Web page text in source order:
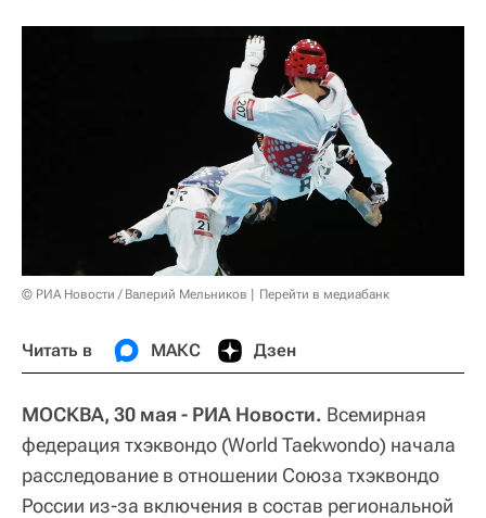
© РИА Новости / Валерий Мельников Перейти в медиабанк
Читать в МАКС Дзен
МОСКВА, 30 мая - РИА Новости. Всемирная
федерация тхэквондо (World Taekwondo) начала
расследование в отношении Союза тхэквондо
России из-за включения в состав региональной